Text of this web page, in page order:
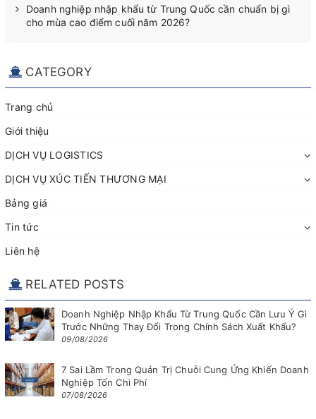
Doanh nghiệp nhập khẩu từ Trung Quốc cần chuẩn bị gì
cho mùa cao điểm cuối năm 2026?
CATEGORY
Trang chủ
Giới thiệu
DỊCH VỤ LOGISTICS
DỊCH VỤ XÚC TIẾN THƯƠNG MẠI
Bảng giá
Tin tức
Liên hệ
RELATED POSTS
Doanh Nghiệp Nhập Khẩu Từ Trung Quốc Cần Lưu Ý Gì
Trước Những Thay Đổi Trong Chính Sách Xuất Khẩu?
09/08/2026
7 Sai Lầm Trong Quản Trị Chuỗi Cung Ứng Khiến Doanh
Nghiệp Tốn Chi Phí
07/08/2026